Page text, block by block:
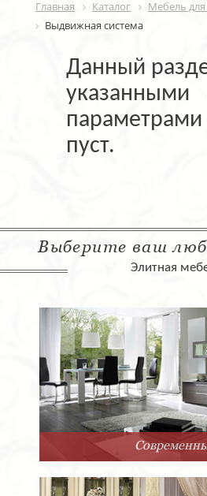
Главная Каталог
Мебель
Выдвижная система
Данный
указанными
параметрами
пуст.
Выберите ваш
Элитная